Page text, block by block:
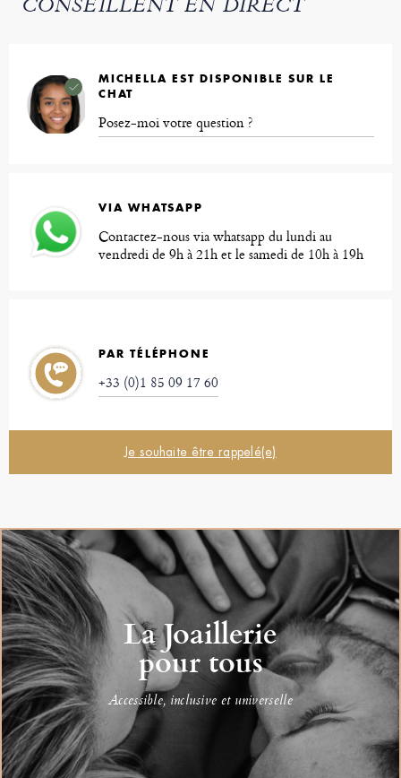
CONSEILLENT EN DIRECT
MICHELLA EST DISPONIBLE SUR LE
CHAT
Posez-moi votre question ?
VIA WHATSAPP
Contactez-nous via whatsapp du lundi au
vendredi de 9h à 21h et le samedi de 10h à 19h
PAR TÉLÉPHONE
+33 (0)1 85 09 17 60
Je souhaite être rappelé(e)
La Joaillerie
pour tous
Accessible, inclusive et universelle